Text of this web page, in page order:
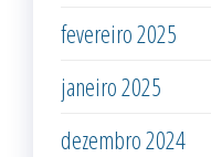
fevereiro 2025
janeiro 2025
dezembro 2024